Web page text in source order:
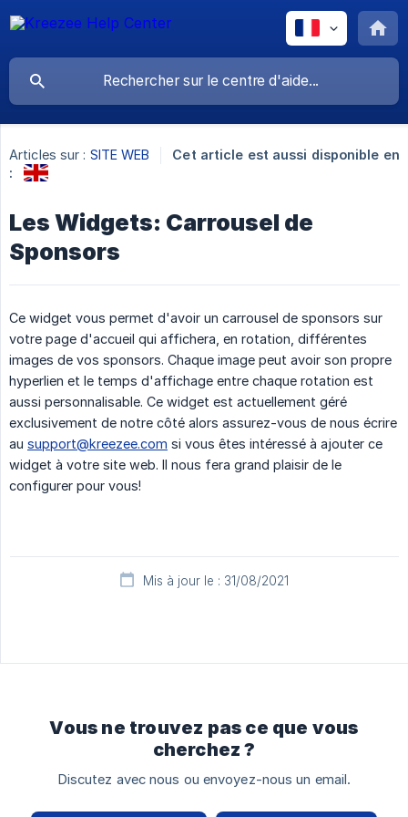
Articles sur : SITE WEB
Cet article est aussi disponible en
:
Les Widgets: Carrousel de
Sponsors
Ce widget vous permet d'avoir un carrousel de sponsors sur
votre page d'accueil qui affichera, en rotation, différentes
images de vos sponsors. Chaque image peut avoir son propre
hyperlien et le temps d'affichage entre chaque rotation est
aussi personnalisable. Ce widget est actuellement géré
exclusivement de notre côté alors assurez-vous de nous écrire
au support@kreezee.com si vous êtes intéressé à ajouter ce
widget à votre site web. Il nous fera grand plaisir de le
configurer pour vous!
Mis à jour le : 31/08/2021
Vous ne trouvez pas ce que vous
cherchez ?
Discutez avec nous ou envoyez-nous un email.